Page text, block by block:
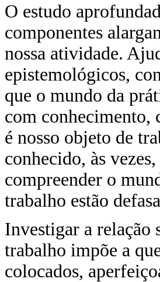
O estudo
componentes
nossa atividade.
epistemológicos,
que o mundo da
com conhecimento,
é nosso objeto de
conhecido, às
compreender o
trabalho estão
Investigar a relação
trabalho impõe a
colocados,